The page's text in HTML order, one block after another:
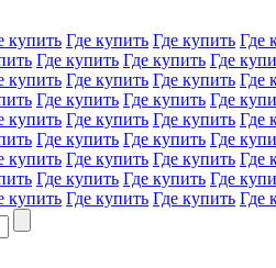
купить Где купить Где купить Где
Где купить Где купить Где
купить Где купить Где купить Где
Где купить Где купить Где
купить Где купить Где купить Где
Где купить Где купить Где
купить Где купить Где купить Где
Где купить Где купить Где
купить Где купить Где купить Где